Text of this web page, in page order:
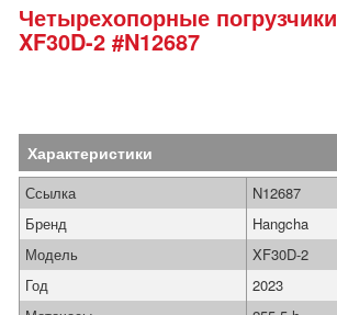
Четырехопорные погрузчики
XF30D-2 #N12687
Характеристики
Ссылка
N12687
Бренд
Hangcha
Модель
XF30D-2
Год
2023